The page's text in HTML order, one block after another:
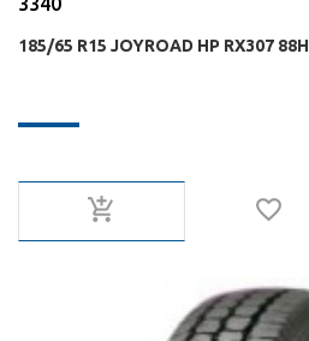
185/65 R15 JOYROAD HP RX307 88H